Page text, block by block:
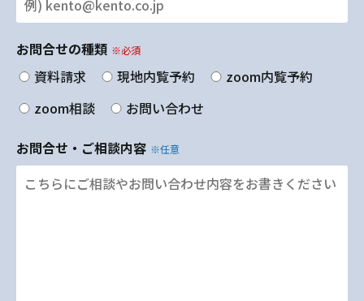
お問合せの種類 ※必須
資料請求 現地内覧予約
zoom内覧予約
zoom相談
お問い合わせ
お問合せ・ご相談内容 ※任意